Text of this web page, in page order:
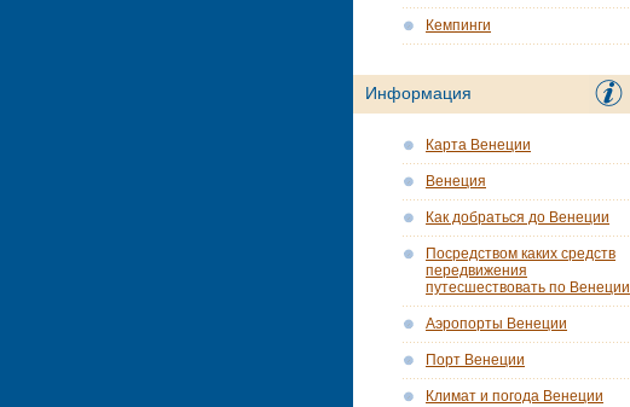
Кемпинги
Информация
Карта Венеции
Венеция
Как добраться до Венеции
Посредством каких средств
передвижения
путесшествовать по Венеции
Аэропорты Венеции
Порт Венеции
Климат и погода Венеции